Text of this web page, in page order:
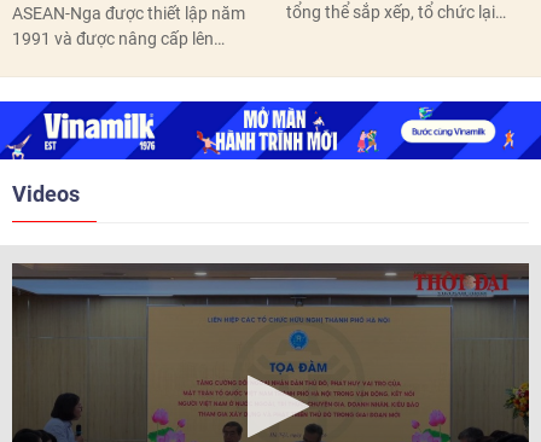
ASEAN-Nga được thiết lập năm
1991 và được nâng cấp lên
nghị Cấp cao vào các năm 2005,
2010, 2016, 2018, 2021.
tổng thể sắp xếp, tổ chức lại
Videos